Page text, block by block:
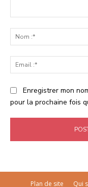
Enregistrer mon
pour la prochaine fois
Plan de site Qui